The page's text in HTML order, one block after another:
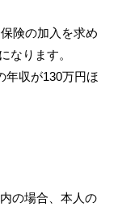
険の加入を求め
になります。
年収が130万円ほ
の場合、本人の